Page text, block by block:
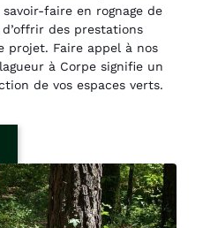
faire en rognage de
des prestations
projet. Faire appel à nos
à Corpe signifie un
de vos espaces verts.